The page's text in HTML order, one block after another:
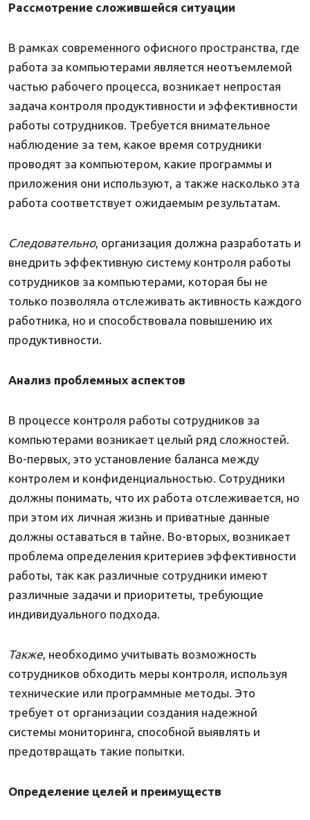
Рассмотрение сложившейся ситуации
В рамках современного офисного пространства, где
работа за компьютерами является неотъемлемой
частью рабочего процесса, возникает непростая
задача контроля продуктивности и эффективности
работы сотрудников. Требуется внимательное
наблюдение за тем, какое время сотрудники
проводят за компьютером, какие программы и
приложения они используют, а также насколько эта
работа соответствует ожидаемым результатам.
Следовательно, организация должна разработать и
внедрить эффективную систему контроля работы
сотрудников за компьютерами, которая бы не
только позволяла отслеживать активность каждого
работника, но и способствовала повышению их
продуктивности.
Анализ проблемных аспектов
В процессе контроля работы сотрудников за
компьютерами возникает целый ряд сложностей.
Во-первых, это установление баланса между
контролем и конфиденциальностью. Сотрудники
должны понимать, что их работа отслеживается, но
при этом их личная жизнь и приватные данные
должны оставаться в тайне. Во-вторых, возникает
проблема определения критериев эффективности
работы, так как различные сотрудники имеют
различные задачи и приоритеты, требующие
индивидуального подхода.
Также, необходимо учитывать возможность
сотрудников обходить меры контроля, используя
технические или программные методы. Это
требует от организации создания надежной
системы мониторинга, способной выявлять и
предотвращать такие попытки.
Определение целей и преимуществ